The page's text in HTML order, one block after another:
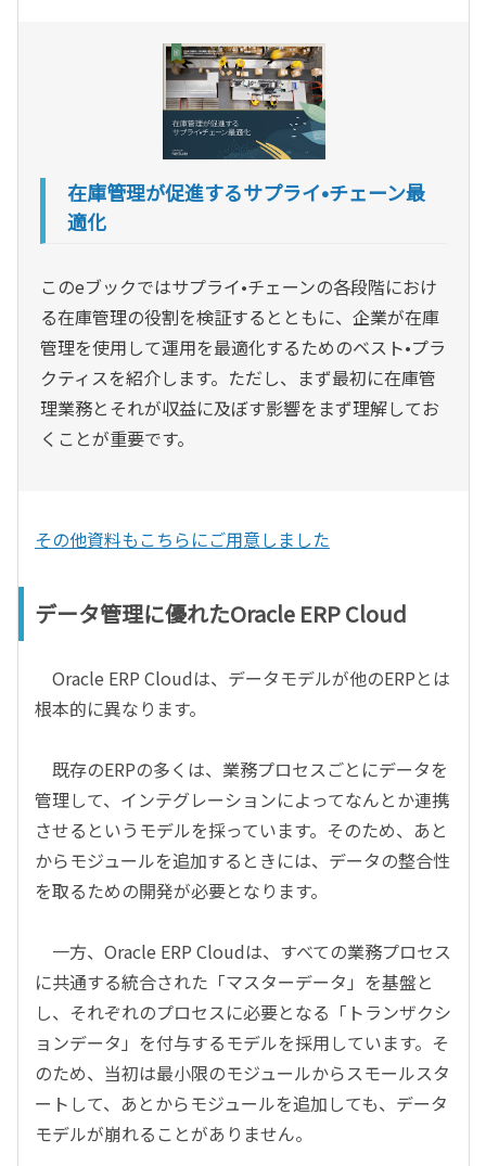
在庫管理が促進するサプライ•チェーン最
適化
このeブックではサプライ•チェーンの各段階におけ
る在庫管理の役割を検証するとともに、企業が在庫
管理を使用して運用を最適化するためのベスト•プラ
クティスを紹介します。ただし、まず最初に在庫管
理業務とそれが収益に及ぼす影響をまず理解してお
くことが重要です。
その他資料もこちらにご用意しました
データ管理に優れたOracle ERP Cloud
Oracle ERP Cloudは、データモデルが他のERPとは
根本的に異なります。
既存のERPの多くは、業務プロセスごとにデータを
管理して、インテグレーションによってなんとか連携
させるというモデルを採っています。そのため、あと
からモジュールを追加するときには、データの整合性
を取るための開発が必要となります。
一方、Oracle ERP Cloudは、すべての業務プロセス
に共通する統合された「マスターデータ」を基盤と
し、それぞれのプロセスに必要となる「トランザクシ
ョンデータ」を付与するモデルを採用しています。そ
のため、当初は最小限のモジュールからスモールスタ
ートして、あとからモジュールを追加しても、データ
モデルが崩れることがありません。